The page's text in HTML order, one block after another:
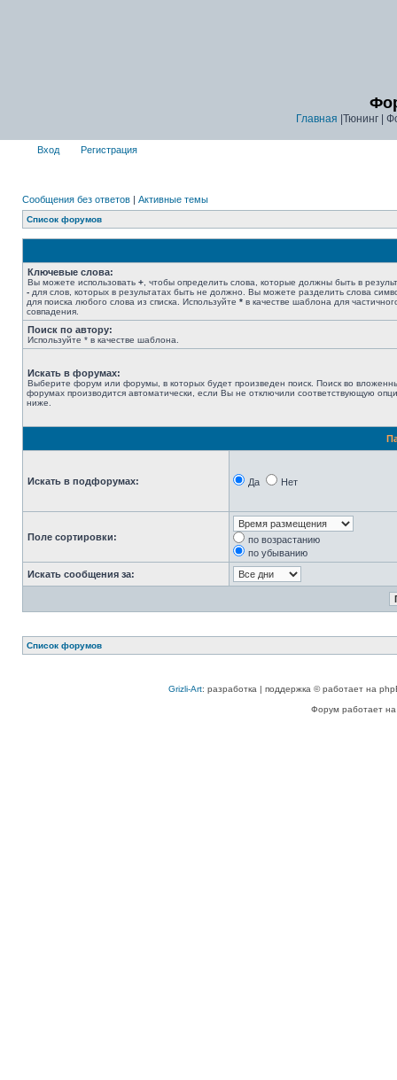
Главная |Тюнинг |
Вход Регистрация
Сообщения без ответов | Активные темы
Список форумов
Ключевые слова:
Вы можете использовать + , чтобы определить слова, которые должны быть в
- для слов, которых в результатах быть не должно. Вы можете разделить слова
для поиска любого слова из списка. Используйте * в качестве шаблона для
совпадения.
Поиск по автору:
Используйте * в качестве шаблона.
Искать в форумах:
Выберите форум или форумы, в которых будет произведен поиск. Поиск во
форумах производится автоматически, если Вы не отключили соответствующую
ниже.
Искать в подфорумах: Да Нет
Поле сортировки:
по возрастанию
по убыванию
Искать сообщения за:
Список форумов
Grizli-Art: разработка | поддержка © работает на
Форум работает